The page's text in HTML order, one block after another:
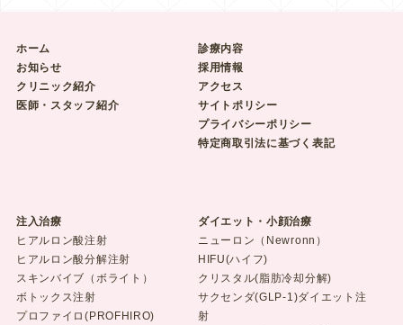
ホーム
お知らせ
クリニック紹介
医師・スタッフ紹介
診療内容
採用情報
アクセス
サイトポリシー
プライバシーポリシー
特定商取引法に基づく表記
注入治療
ヒアルロン酸注射
ヒアルロン酸分解注射
スキンバイブ（ボライト）
ボトックス注射
プロファイロ(PROFHIRO)
ダイエット・小顔治療
ニューロン（Newronn）
HIFU(ハイフ)
クリスタル(脂肪冷却分解)
サクセンダ(GLP-1)ダイエット注
射